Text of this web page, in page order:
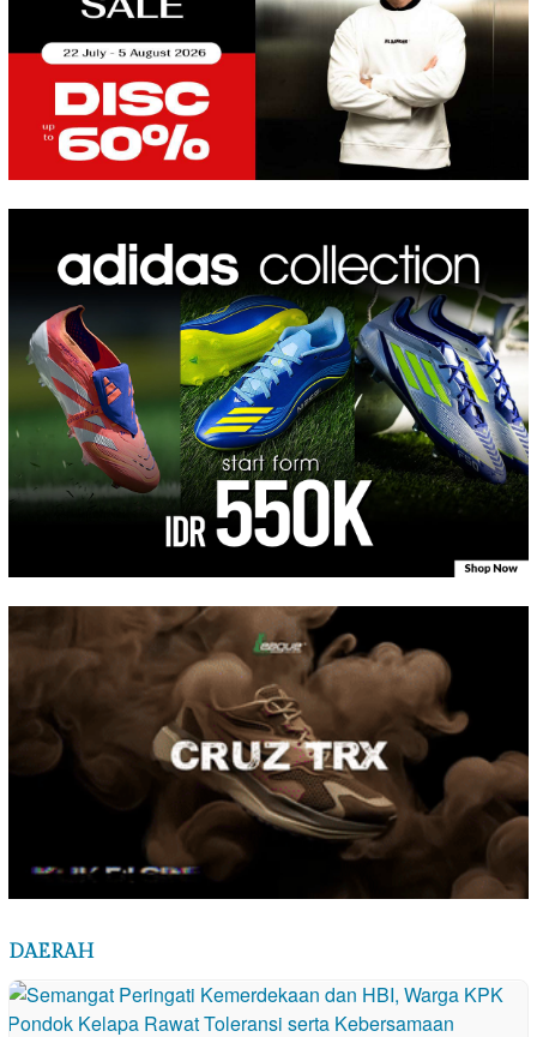
DAERAH